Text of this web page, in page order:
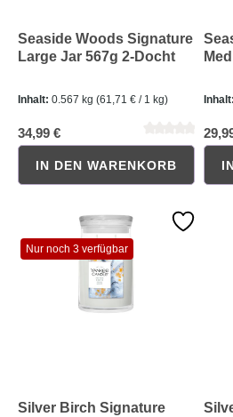
Durchschnittliche Bewertung von 5
Seaside Woods Signature
Large Jar 567g 2-Docht
Inhalt: 0.567 kg (61,71 € / 1 kg)
34,99 €
IN DEN WARENKORB
Inhalt:
Nur noch 3 verfügbar
Silver Birch Signature